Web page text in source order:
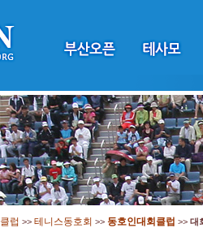
클럽 >> 테니스동호회 >> 동호인대회클럽 >> 대